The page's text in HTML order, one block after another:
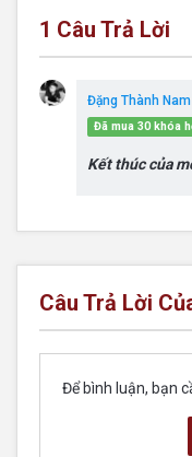
1 Câu Trả Lời
Đặng Thành Nam
Đã mua 30 khóa
Kết thúc của
Câu Trả Lời
Để bình luận, bạn